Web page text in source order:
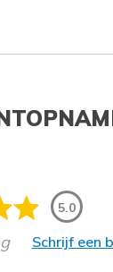
5.0
Schrijf een